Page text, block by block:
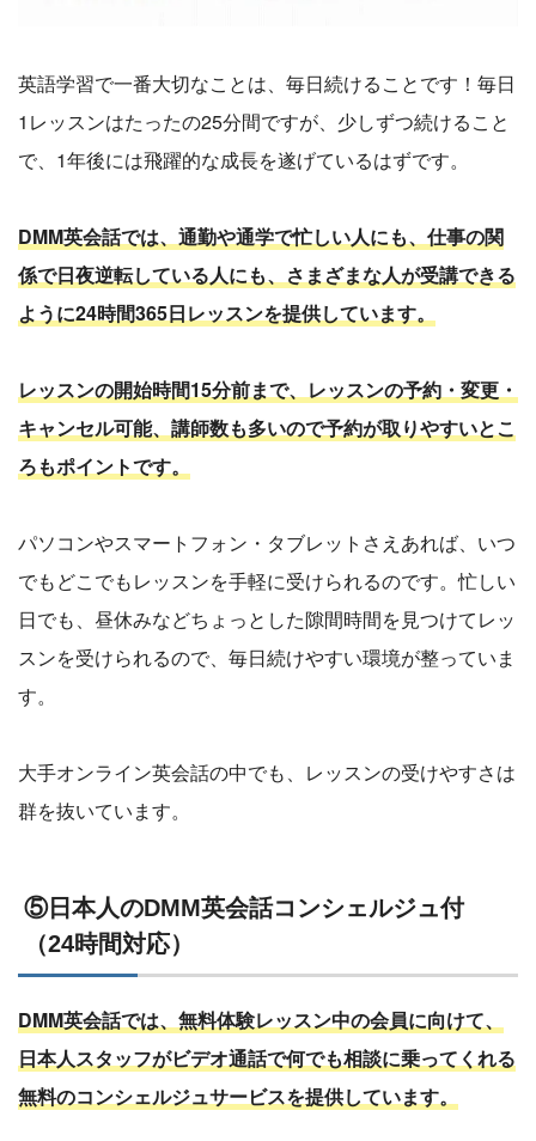
英語学習で一番大切なことは、毎日続けることです！毎日
1レッスンはたったの25分間ですが、少しずつ続けること
で、1年後には飛躍的な成長を遂げているはずです。
DMM英会話では、通勤や通学で忙しい人にも、仕事の関
係で日夜逆転している人にも、さまざまな人が受講できる
ように24時間365日レッスンを提供しています。
レッスンの開始時間15分前まで、レッスンの予約・変更・
キャンセル可能、講師数も多いので予約が取りやすいとこ
ろもポイントです。
パソコンやスマートフォン・タブレットさえあれば、いつ
でもどこでもレッスンを手軽に受けられるのです。忙しい
日でも、昼休みなどちょっとした隙間時間を見つけてレッ
スンを受けられるので、毎日続けやすい環境が整っていま
す。
大手オンライン英会話の中でも、レッスンの受けやすさは
群を抜いています。
⑤日本人のDMM英会話コンシェルジュ付
（24時間対応）
DMM英会話では、無料体験レッスン中の会員に向けて、
日本人スタッフがビデオ通話で何でも相談に乗ってくれる
無料のコンシェルジュサービスを提供しています。